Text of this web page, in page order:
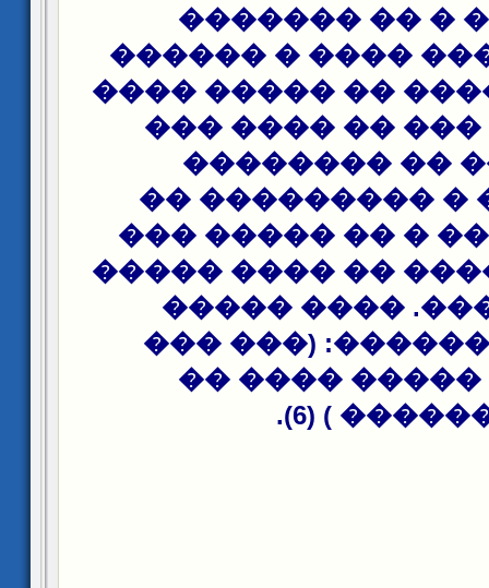
������ � ��
������� ���
������ � ���� ��
����� � ��� ��
������ ��
������� �
���� ����� � ��
��� �� ������ ��
�� ������.
������ ������:
����� �����
������� )